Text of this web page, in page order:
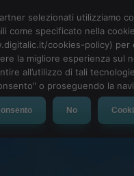
MENU
selezionati utilizziamo
come specificato nella
cookies-policy) per
la migliore esperienza sul
all’utilizzo di tali
o proseguendo la
No